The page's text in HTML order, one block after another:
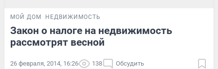
МОЙ ДОМ НЕДВИЖИМОСТЬ
Закон о налоге на недвижимость
рассмотрят весной
26 февраля, 2014, 16:26 138 Обсудить